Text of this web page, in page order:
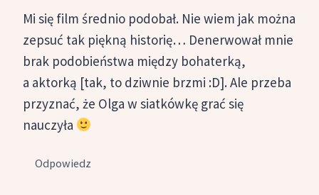
Mi się film średnio podobał. Nie wiem jak można
zepsuć tak piękną historię… Denerwował mnie
brak podobieństwa między bohaterką,
a aktorką [tak, to dziwnie brzmi :D]. Ale przeba
przyznać, że Olga w siatkówkę grać się
nauczyła
Odpowiedz